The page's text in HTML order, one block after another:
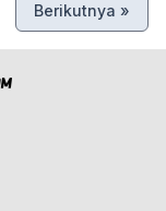
Berikutnya »